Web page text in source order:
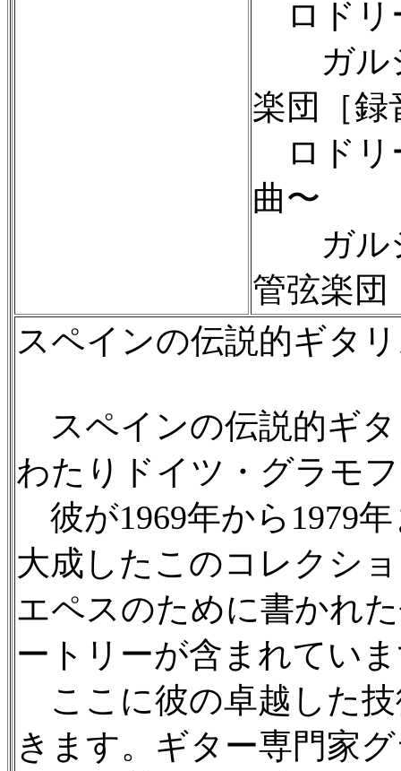
ロドリ
ガルシ
楽団［録
ロドリ
曲〜
ガルシ
管弦楽団
スペインの伝説的ギタ
スペインの伝説的ギタ
わたりドイツ・グラモ
彼が1969年から1979
大成したこのコレクシ
エペスのために書かれ
ートリーが含まれてい
ここに彼の卓越した技
きます。ギター専門家